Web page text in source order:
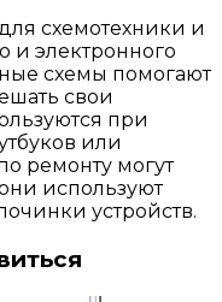
схемотехники и
и электронного
схемы помогают
свои
при
или
ремонту могут
используют
устройств.